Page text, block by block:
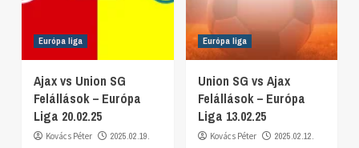
Európa liga
Ajax vs Union SG
Felállások – Európa
Liga 20.02.25
Kovács Péter 2025.02.19.
Európa liga
Union SG vs Ajax
Felállások – Európa
Liga 13.02.25
Kovács Péter 2025.02.12.